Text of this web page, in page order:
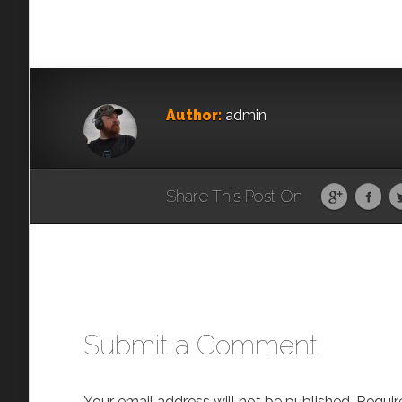
Author: admin
Share This Post On
Submit a Comment